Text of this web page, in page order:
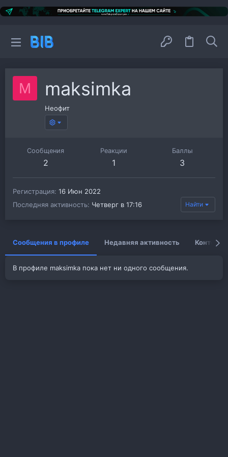
M maksimka
Неофит
Сообщения
2
Реакции
1
Баллы
3
Регистрация 16 Июн 2022
Последняя активность Четверг в 17:16 Найти
Сообщения в профиле Недавняя активность Контент
В профиле maksimka пока нет ни одного сообщения.